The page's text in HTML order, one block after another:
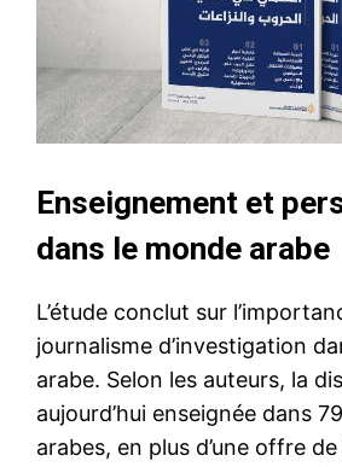
Enseignement et
dans le monde arabe
L’étude conclut sur
journalisme d’investigation
arabe. Selon les auteurs, la
aujourd’hui enseignée dans
arabes, en plus d’une offre